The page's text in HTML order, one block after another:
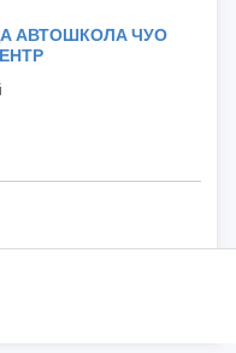
АВТОШКОЛА ЧУО